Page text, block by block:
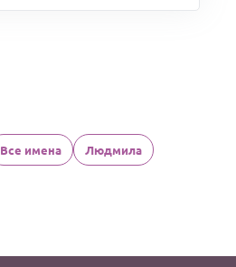
Все имена Людмила